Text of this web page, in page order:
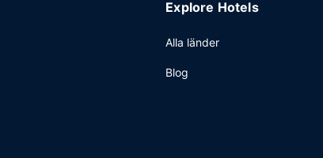
Explore Hotels
Alla länder
Blog